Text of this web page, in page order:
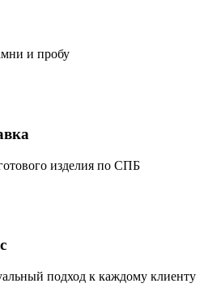
и пробу
изделия по СПБ
подход к каждому клиенту